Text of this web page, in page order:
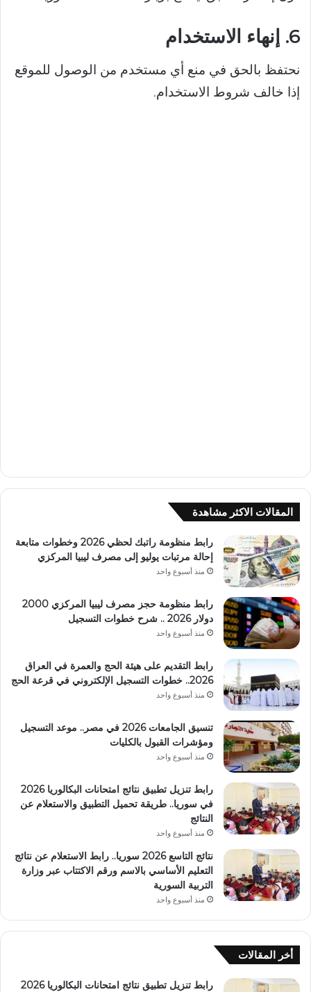
6. إنهاء الاستخدام
نحتفظ بالحق في منع أي مستخدم من الوصول للموقع
إذا خالف شروط الاستخدام.
المقالات الاكثر مشاهدة
رابط منظومة راتبك لحظي 2026 وخطوات متابعة
إحالة مرتبات يوليو إلى مصرف ليبيا المركزي
منذ أسبوع واحد
رابط منظومة حجز مصرف ليبيا المركزي 2000
دولار 2026 .. شرح خطوات التسجيل
منذ أسبوع واحد
رابط التقديم على هيئة الحج والعمرة في العراق
2026.. خطوات التسجيل الإلكتروني في قرعة الحج
منذ أسبوع واحد
تنسيق الجامعات 2026 في مصر.. موعد التسجيل
ومؤشرات القبول بالكليات
منذ أسبوع واحد
رابط تنزيل تطبيق نتائج امتحانات البكالوريا 2026
في سوريا.. طريقة تحميل التطبيق والاستعلام عن
النتائج
منذ أسبوع واحد
نتائج التاسع 2026 سوريا.. رابط الاستعلام عن نتائج
التعليم الأساسي بالاسم ورقم الاكتتاب عبر وزارة
التربية السورية
منذ أسبوع واحد
أخر المقالات
رابط تنزيل تطبيق نتائج امتحانات البكالوريا 2026